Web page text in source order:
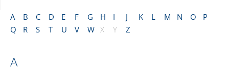
A B C D E F G H I J K L M N O
P
Q
R S T U V W X Y Z
A